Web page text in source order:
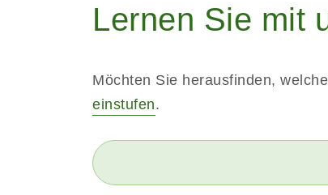
Lernen Sie mit
Möchten Sie herausfinden,
einstufen.